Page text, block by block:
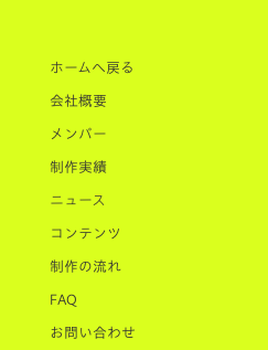
ホームへ戻る
会社概要
メンバー
制作実績
ニュース
コンテンツ
制作の流れ
FAQ
お問い合わせ